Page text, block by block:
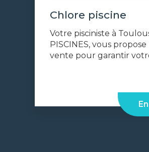
Chlore piscine
Votre pisciniste à
PISCINES, vous
vente pour garantir